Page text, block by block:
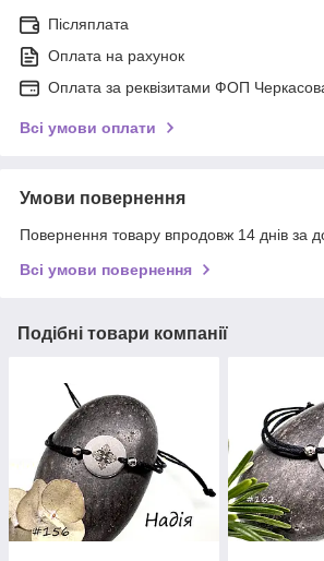
Післяплата
Оплата на рахунок
Оплата за реквізитами ФОП
Всі умови оплати
Умови повернення
Повернення товару впродовж 14 днів за
Всі умови повернення
Подібні товари компанії